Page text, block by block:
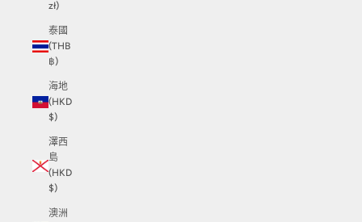
zł)
泰國
(THB
฿)
海地
(HKD
$)
澤西
島
(HKD
$)
澳洲